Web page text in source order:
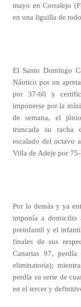
mayo en Corralejo
en una liguilla de
El Santo Domingo
Náutico por un
por 37-60 y
imponerse por la
de semana, el
truncada su racha
escalado del octavo
Villa de Adeje por
Por lo demás y ya
imponía a domicilio
preinfantil y el
finales de sus
Canarias 97,
eliminatoria);
perdía su serie de
en el tercer y